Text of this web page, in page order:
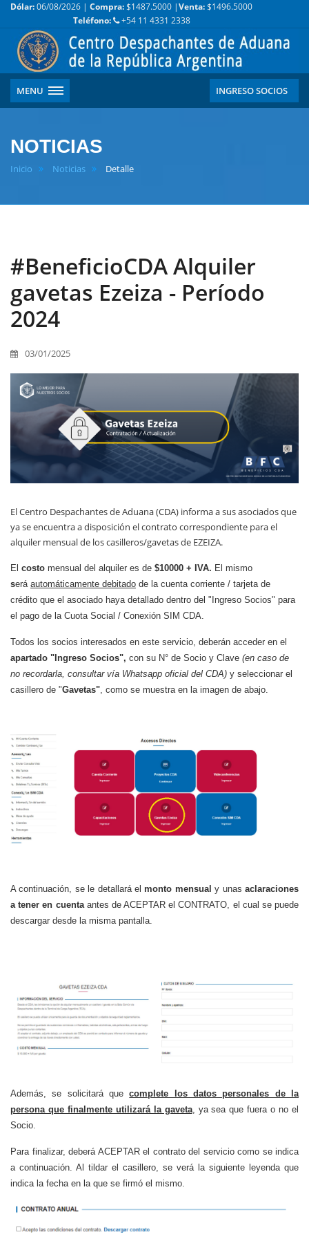
Dólar:06/08/2026 | Compra:$1487.5000 |Venta:$1496.5000
Teléfono:
+54 11 4331 2338
MENU INGRESO SOCIOS
NOTICIAS
Inicio Noticias Detalle
#BeneficioCDA Alquiler
gavetas Ezeiza - Período
2024
03/01/2025
El Centro Despachantes de Aduana (CDA) informa a sus asociados que
ya se encuentra a disposición el contrato correspondiente para el
alquiler mensual de los casilleros/gavetas de EZEIZA.
El costo mensual del alquiler es de $10000 + IVA. El mismo
será automáticamente debitado de la cuenta corriente / tarjeta de
crédito que el asociado haya detallado dentro del "Ingreso Socios" para
el pago de la Cuota Social / Conexión SIM CDA.
Todos los socios interesados en este servicio, deberán acceder en el
apartado "Ingreso Socios", con su N° de Socio y Clave (en caso de
no recordarla, consultar vía Whatsapp oficial del CDA) y seleccionar el
casillero de "Gavetas", como se muestra en la imagen de abajo.
A continuación, se le detallará elmonto mensual y unasaclaraciones
a tener en cuenta antes de ACEPTAR el CONTRATO, el cual se puede
descargar desde la misma pantalla.
Además, se solicitará quecomplete los datos personales de la
persona que finalmente utilizará la gaveta, ya sea que fuera o no el
Socio.
Para finalizar, deberá ACEPTAR el contrato del servicio como se indica
a continuación. Al tildar el casillero, se verá la siguiente leyenda que
indica la fecha en la que se firmó el mismo.